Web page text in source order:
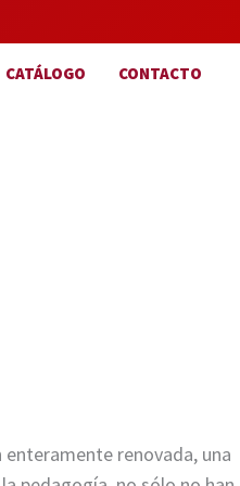
CATÁLOGO CONTACTO
renovada, una